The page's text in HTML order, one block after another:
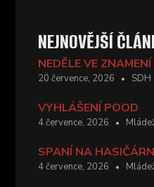
NEJNOVĚJŠÍ
NEDĚLE VE ZNAMENÍ
20 července, 2026 SDH
VYHLÁŠENÍ POOD
4 července, 2026
SPANÍ NA
4 července, 2026